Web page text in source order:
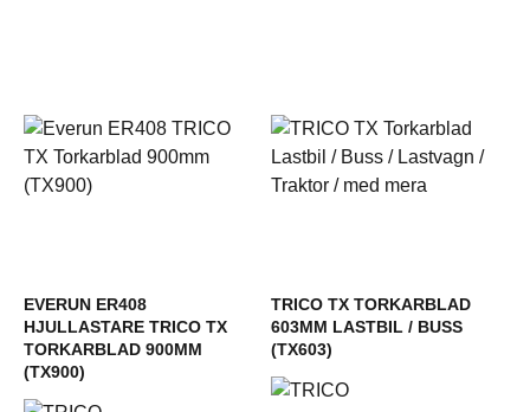
EVERUN ER408
HJULLASTARE TRICO TX
TORKARBLAD 900MM
(TX900)
TRICO TX TORKARBLAD
603MM LASTBIL / BUSS
(TX603)